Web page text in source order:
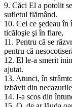
9. Căci El a potolit
sufletul flămând.
10. Cei ce şedeau
ticăloşie şi în fiare,
11. Pentru că se
pentru că
12. El le-a smerit
ajutat.
13. Atunci, în
izbăvit din
14. I-a scos din